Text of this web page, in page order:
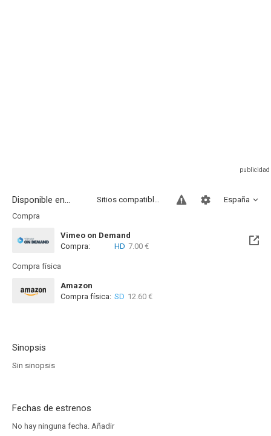
Disponible en... España
Sitios compatibles
Compra
Vimeo on Demand
Compra:
HD 7.00 €
Compra física
Amazon
Compra física: SD 12.60 €
Sinopsis
Sin sinopsis
Fechas de estrenos
No hay ninguna fecha. Añadir